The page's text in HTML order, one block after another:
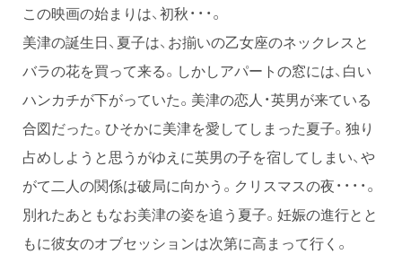
この映画の始まりは、初秋・・・。
美津の誕生日、夏子は、お揃いの乙女座のネックレスと
バラの花を買って来る。しかしアパートの窓には、白い
ハンカチが下がっていた。美津の恋人・英男が来ている
合図だった。ひそかに美津を愛してしまった夏子。独り
占めしようと思うがゆえに英男の子を宿してしまい、や
がて二人の関係は破局に向かう。クリスマスの夜・・・・。
別れたあともなお美津の姿を追う夏子。妊娠の進行とと
もに彼女のオブセッションは次第に高まって行く。